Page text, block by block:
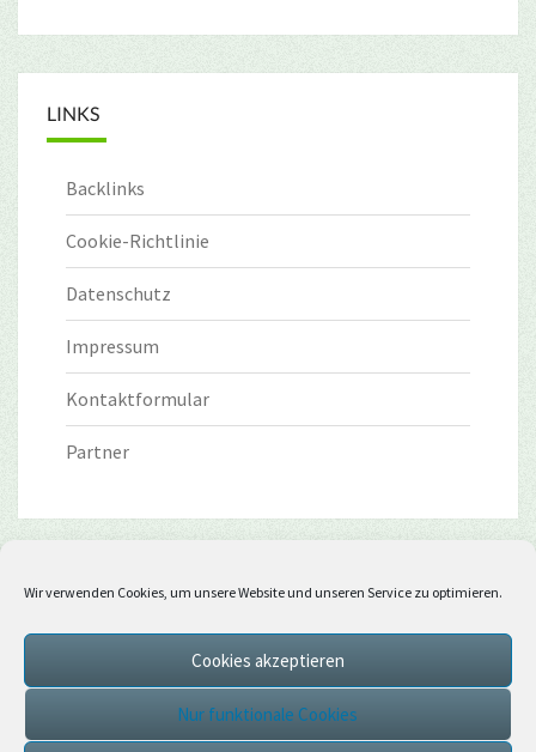
Wir verwenden Cookies, um unsere Website und unseren Service zu optimieren.
Cookies akzeptieren
Nur funktionale Cookies
LINKS
Backlinks
Cookie-Richtlinie
Datenschutz
Impressum
Kontaktformular
Partner